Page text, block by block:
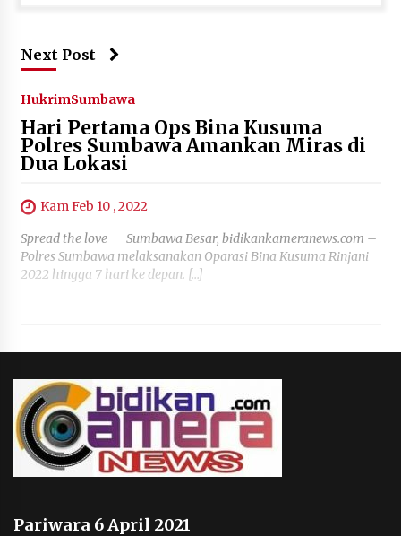
Next Post
HukrimSumbawa
Hari Pertama Ops Bina Kusuma
Polres Sumbawa Amankan Miras di
Dua Lokasi
Kam Feb 10 , 2022
Spread the love Sumbawa Besar, bidikankameranews.com –
Polres Sumbawa melaksanakan Oparasi Bina Kusuma Rinjani
2022 hingga 7 hari ke depan. […]
Pariwara 6 April 2021